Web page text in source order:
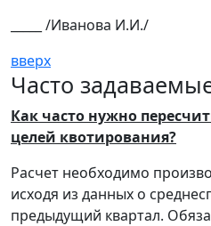
_____ /Иванова И.И./
вверх
Часто
Как часто нужно
целей квотирования?
Расчет необходимо
исходя из данных о
предыдущий квартал.